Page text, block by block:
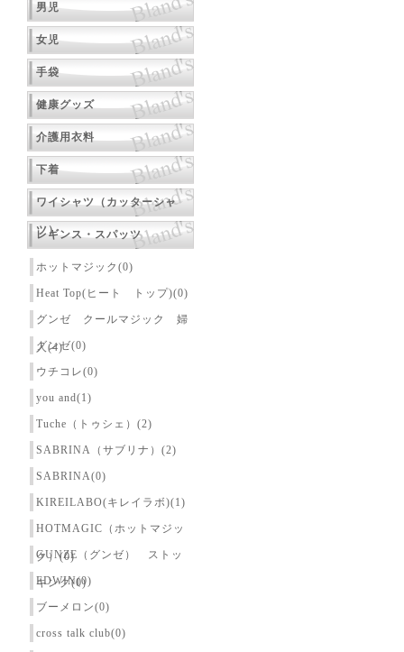
男児
女児
手袋
健康グッズ
介護用衣料
下着
ワイシャツ（カッターシャ
ツ）
レギンス・スパッツ
ホットマジック(0)
Heat Top(ヒート トップ)(0)
グンゼ クールマジック 婦
人(4)
グンゼ(0)
ウチコレ(0)
you and(1)
Tuche（トゥシェ）(2)
SABRINA（サブリナ）(2)
SABRINA(0)
KIREILABO(キレイラボ)(1)
HOTMAGIC（ホットマジッ
ク）(0)
GUNZE（グンゼ） ストッ
キング(0)
EDWIN(0)
ブーメロン(0)
cross talk club(0)